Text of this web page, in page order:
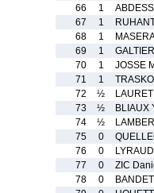
66
1
67
1
68
1
69
1
70
1 JOSSE
71
1
72
½
73
½ BLIAUX
74
½
75
0
76
0
77
0 ZIC
78
0